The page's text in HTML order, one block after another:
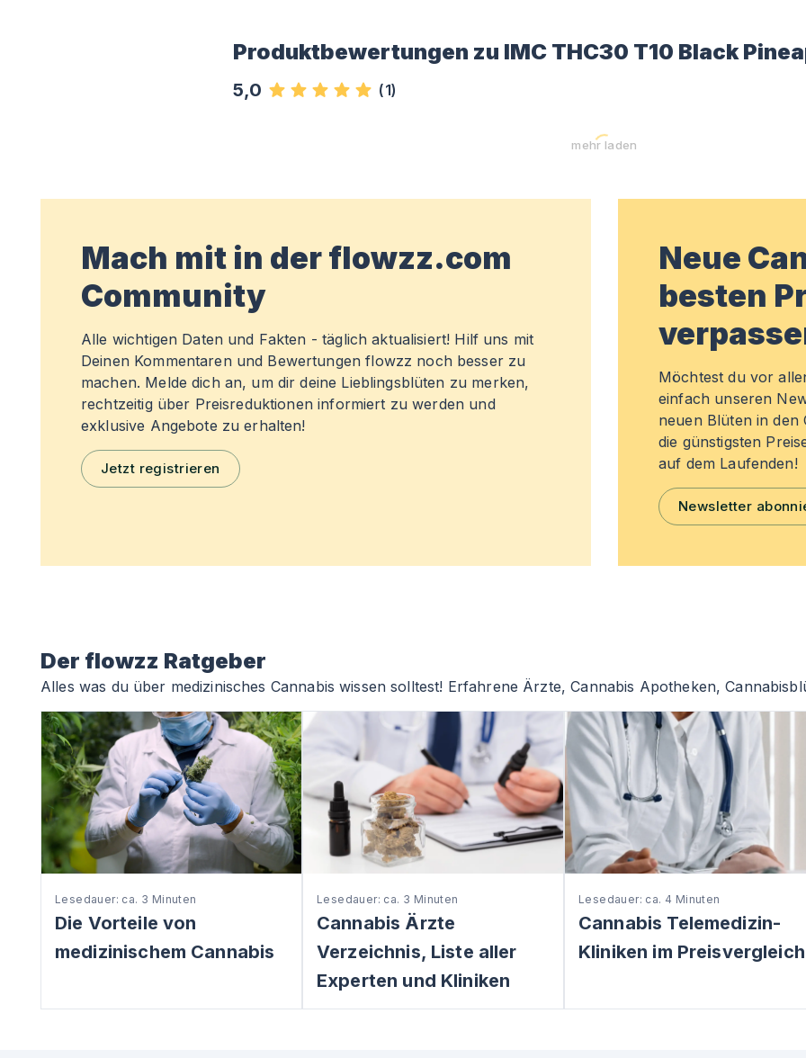
Produktbewertungen zu IMC THC30 T10 Black
5,0 (1)
mehr laden
Mach mit in der flowzz.com
Community
Alle wichtigen Daten und Fakten - täglich aktualisiert! Hilf uns mit
Deinen Kommentaren und Bewertungen flowzz noch besser zu
machen. Melde dich an, um dir deine Lieblingsblüten zu merken,
rechtzeitig über Preisreduktionen informiert zu werden und
exklusive Angebote zu erhalten!
Jetzt registrieren
Neue
besten
Möchtest du vor
einfach unseren
neuen Blüten in den
die günstigsten
auf dem Laufenden!
Newsletter
Der flowzz Ratgeber
Alles was du über medizinisches Cannabis wissen solltest! Erfahrene Ärzte, Cannabis Apotheken,
Lesedauer: ca. 3 Minuten
Die Vorteile von
medizinischem Cannabis
Lesedauer: ca. 3 Minuten
Cannabis Ärzte
Verzeichnis, Liste aller
Experten und Kliniken
Lesedauer: ca. 4 Minuten
Cannabis Telemedizin-
Kliniken im Preisvergleich